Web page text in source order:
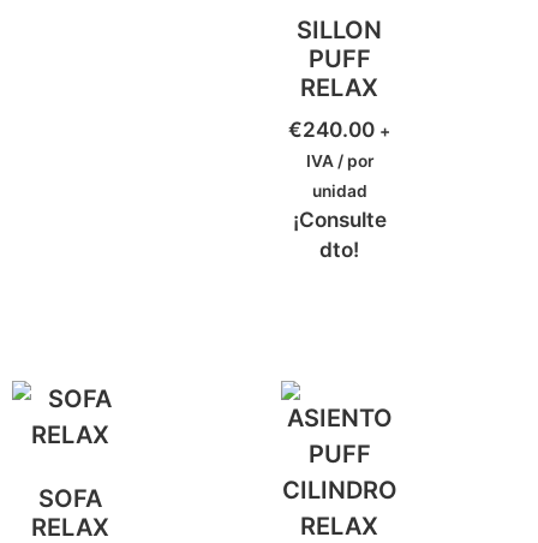
SILLON
PUFF
RELAX
€240.00 +
IVA / por
unidad
¡Consulte
dto!
SOFA
RELAX